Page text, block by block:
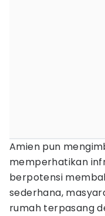
Amien pun
memperhatikan
berpotensi
sederhana,
rumah terpasang